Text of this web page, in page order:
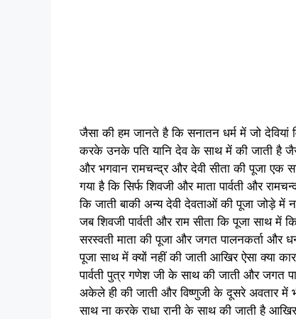
जैसा की हम जानते है कि सनातन धर्म में जो देवियां
करके उनके पति यानि देव के साथ में की जाती है जैसे
और भगवान रामचन्द्र और देवी सीता की पूजा एक
गया है कि सिर्फ शिवजी और माता पार्वती और
कि जाती बाकी अन्य देवी देवताओं की पूजा जोड़े
जब शिवजी पार्वती और राम सीता कि पूजा साथ में
सरस्वती माता की पूजा और जगत पालनकर्ता और धन
पूजा साथ में क्यों नहीं की जाती आखिर ऐसा क्या
पार्वती पुत्र गणेश जी के साथ की जाती और जगत
अकेले ही की जाती और विष्णुजी के दूसरे अवतार में
साथ ना करके राधा रानी के साथ की जाती है आखिर